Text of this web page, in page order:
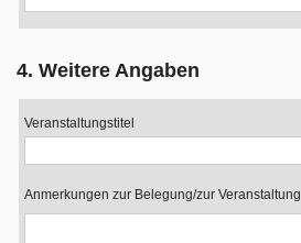
4. Weitere Angaben
Veranstaltungstitel
Anmerkungen zur Belegung/zur Veranstaltung